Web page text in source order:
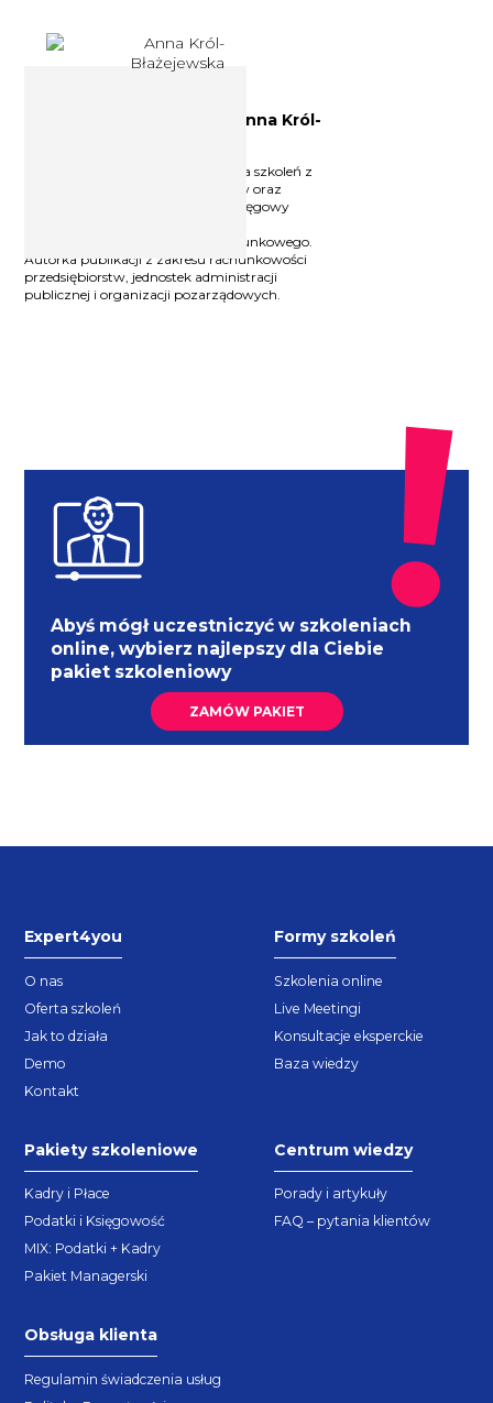
Doświadczony księgowy Anna Król-
Znany i doświadczony wykładowca szkoleń z
zakresu rachunkowości i podatków oraz
rozliczania projektów unijnych. Księgowy
publicznego. Właściciel biura rachunkowego.
Autorka publikacji z zakresu rachunkowości
przedsiębiorstw, jednostek administracji
publicznej i organizacji pozarządowych.
Abyś mógł uczestniczyć w szkoleniach
online, wybierz najlepszy dla Ciebie
pakiet szkoleniowy
ZAMÓW PAKIET
Expert4you
O nas
Oferta szkoleń
Jak to działa
Demo
Kontakt
Formy szkoleń
Szkolenia online
Live Meetingi
Konsultacje eksperckie
Baza wiedzy
Pakiety szkoleniowe
Kadry i Płace
Podatki i Księgowość
MIX: Podatki + Kadry
Pakiet Managerski
Centrum wiedzy
Porady i artykuły
FAQ – pytania klientów
Obsługa klienta
Regulamin świadczenia usług